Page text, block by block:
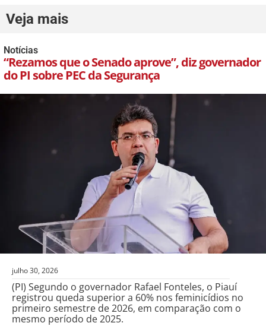
Veja mais
Notícias
“Rezamos que o Senado aprove”, diz governador
do PI sobre PEC da Segurança
julho 30, 2026
(PI) Segundo o governador Rafael Fonteles, o Piauí
registrou queda superior a 60% nos feminicídios no
primeiro semestre de 2026, em comparação com o
mesmo período de 2025.